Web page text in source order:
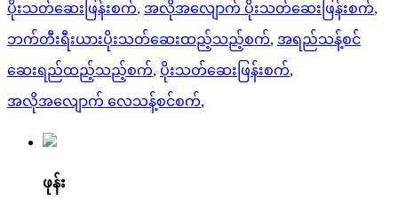
ပိုးသတ်ဆေးဖြန်းစက်, အလိုအလျောက် ပိုးသတ်ဆေးဖြန်းစက်,
ဘက်တီးရီးယားပိုးသတ်ဆေးထည့်သည့်စက်, အရည်သန့်စင်
ဆေးရည်ထည့်သည့်စက်, ပိုးသတ်ဆေးဖြန်းစက်,
အလိုအလျောက် လေသန့်စင်စက်,
ဖုန်း